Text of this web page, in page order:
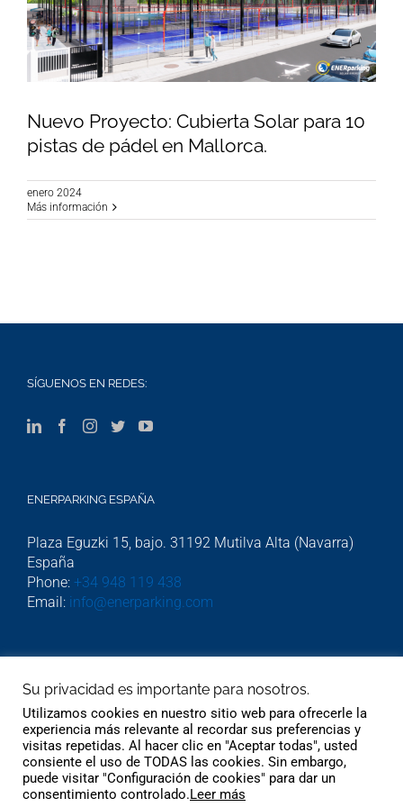
Nuevo Proyecto: Cubierta Solar para 10 pistas
Nuevo Proyecto: Cubierta Solar para 10
pistas de pádel en Mallorca.
enero 2024
Más información
SÍGUENOS EN REDES:
ENERPARKING ESPAÑA
Plaza Eguzki 15, bajo. 31192 Mutilva Alta (Navarra)
España
Phone: +34 948 119 438
Email: info@enerparking.com
Beekstraat 54. Cwartier kamer 308. Weert 6001GJ.
Phone:06 232 745 51
Su privacidad es importante para nosotros.
Utilizamos cookies en nuestro sitio web para ofrecerle la
experiencia más relevante al recordar sus preferencias y
visitas repetidas. Al hacer clic en "Aceptar todas", usted
consiente el uso de TODAS las cookies. Sin embargo,
puede visitar "Configuración de cookies" para dar un
consentimiento controlado.Leer más